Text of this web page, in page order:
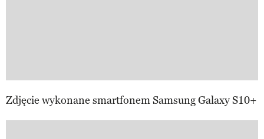
Zdjęcie wykonane smartfonem Samsung Galaxy S10+